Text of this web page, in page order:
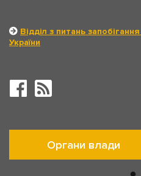
Відділ з питань
України
Органи влади